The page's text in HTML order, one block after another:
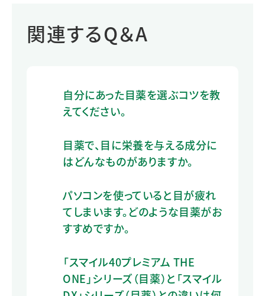
関連するQ＆A
自分にあった目薬を選ぶコツを教
えてください。
目薬で、目に栄養を与える成分に
はどんなものがありますか。
パソコンを使っていると目が疲れ
てしまいます。どのような目薬がお
すすめですか。
「スマイル40プレミアム THE
ONE」シリーズ（目薬）と「スマイル